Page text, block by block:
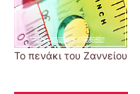
Το πενάκι του Ζαννείου